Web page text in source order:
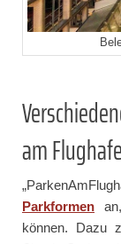
am
Parkformen
können. Dazu